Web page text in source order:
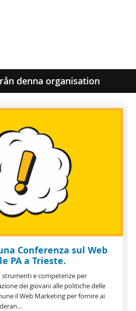
denna organisation
Conferenza sul Web
PA a Trieste.
e competenze per
dei giovani alle politiche delle
il Web Marketing per fornire ai